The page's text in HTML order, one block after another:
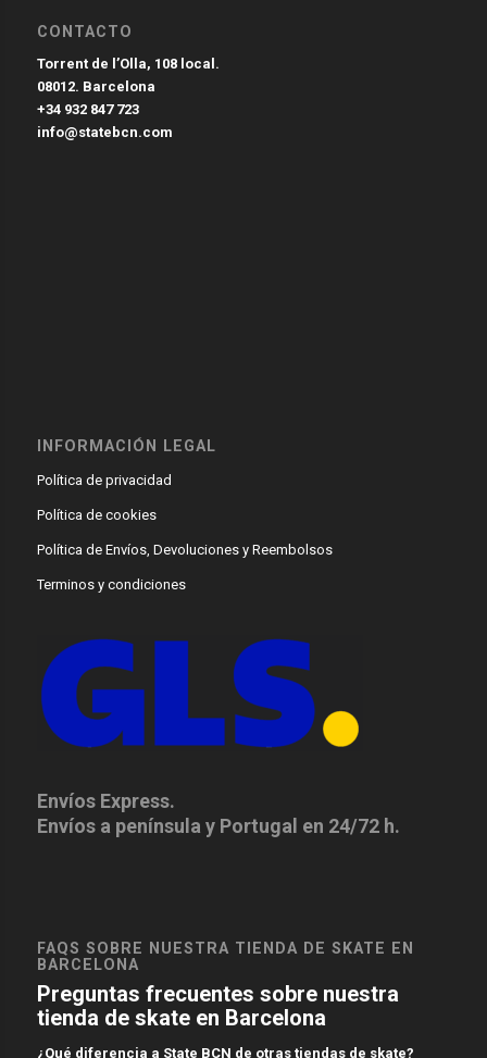
CONTACTO
Torrent de l’Olla, 108 local.
08012. Barcelona
+34 932 847 723
info@statebcn.com
INFORMACIÓN LEGAL
Política de privacidad
Política de cookies
Política de Envíos, Devoluciones y Reembolsos
Terminos y condiciones
Envíos Express.
Envíos a península y Portugal en 24/72 h.
FAQS SOBRE NUESTRA TIENDA DE SKATE EN
BARCELONA
Preguntas frecuentes sobre nuestra
tienda de skate en Barcelona
¿Qué diferencia a State BCN de otras tiendas de skate?